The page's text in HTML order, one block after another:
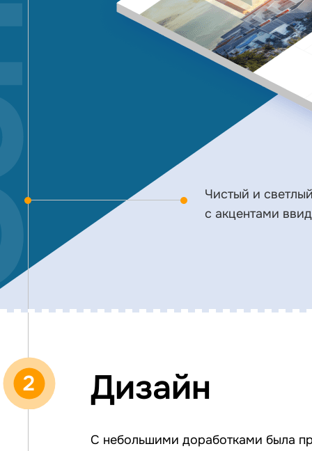
Чистый и
с акцентами
2 Дизайн
С небольшими доработками была